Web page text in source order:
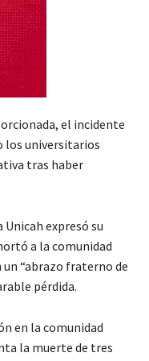
el incidente
los universitarios
tras haber
expresó su
a la comunidad
“abrazo fraterno de
pérdida.
en la comunidad
la muerte de tres